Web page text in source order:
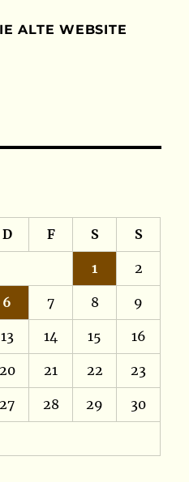
ALTE WEBSITE
D F S S
1 2
6 7 8 9
13 14 15 16
20 21 22 23
27 28 29 30